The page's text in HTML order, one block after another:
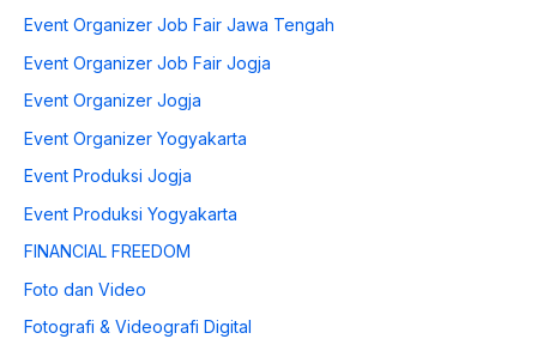
Event Organizer Job Fair Jawa Tengah
Event Organizer Job Fair Jogja
Event Organizer Jogja
Event Organizer Yogyakarta
Event Produksi Jogja
Event Produksi Yogyakarta
FINANCIAL FREEDOM
Foto dan Video
Fotografi & Videografi Digital